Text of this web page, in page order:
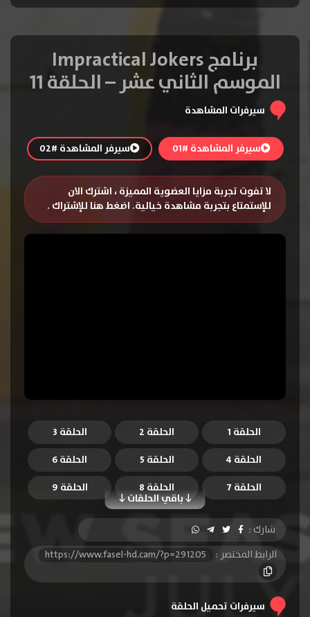
برنامج Impractical Jokers
الموسم الثاني عشر – الحلقة 11
سيرفرات المشاهدة
سيرفر المشاهدة #01 سيرفر المشاهدة #02
لا تفوت تجربة مزايا العضوية المميزة ، اشترك الان
للإستمتاع بتجربة مشاهدة خيالية. اضغط هنا للإشتراك .
الحلقة 1 الحلقة 2
الحلقة 3
الحلقة 4
الحلقة 5 الحلقة 6
باقي الحلقات
الحلقة 7 الحلقة 8
الحلقة 9
الحلقة 10
الحلقة 11
الحلقة 12
الحلقة 13
الحلقة 14
الحلقة 15
شارك :
الرابط المختصر :
https://www.fasel-hd.cam/?p=291205
سيرفرات تحميل الحلقة